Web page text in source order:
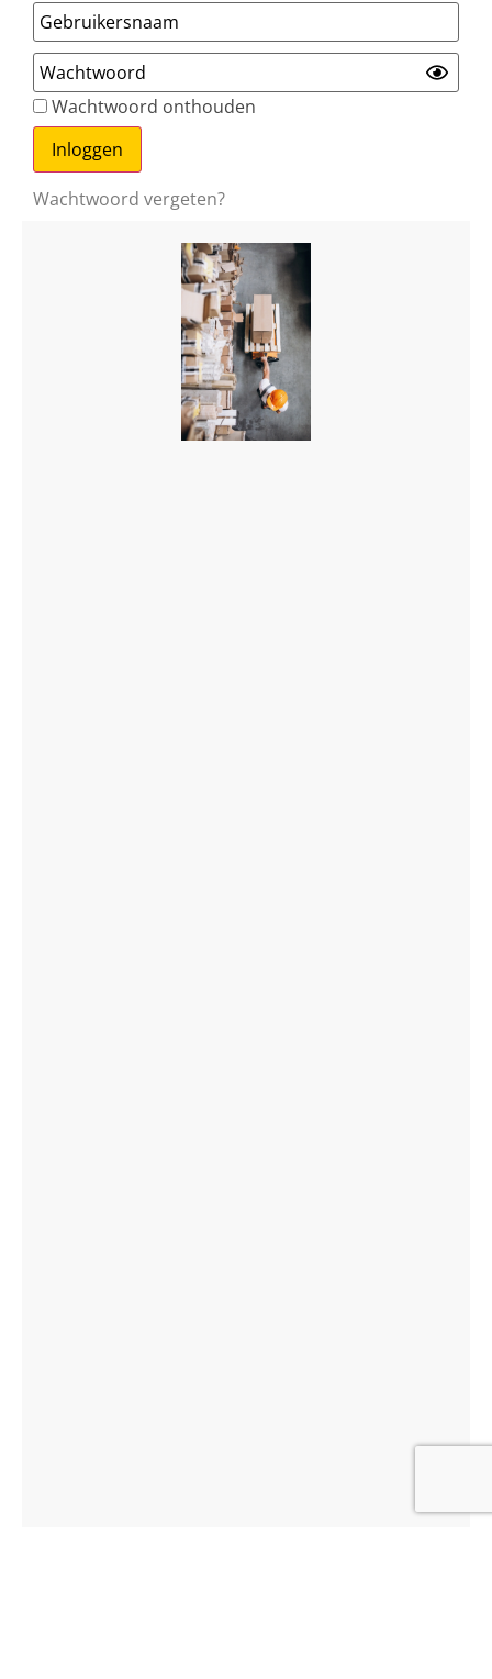
Wachtwoord onthouden
Wachtwoord vergeten?